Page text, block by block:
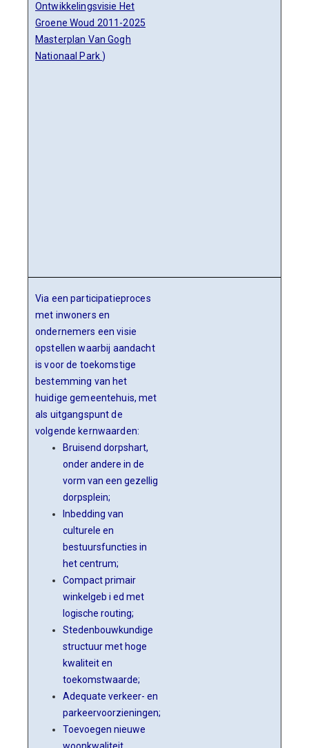
Ontwikkelingsvisie Het
Groene Woud 2011-2025
Masterplan Van Gogh
Nationaal Park)
Via een participatieproces
met inwoners en
ondernemers een visie
opstellen waarbij aandacht
is voor de toekomstige
bestemming van het
huidige gemeentehuis, met
als uitgangspunt de
volgende kernwaarden:
Bruisend dorpshart,
onder andere in de
vorm van een gezellig
dorpsplein;
Inbedding van
culturele en
bestuursfuncties in
het centrum;
Compact primair
winkelgeb i ed met
logische routing;
Stedenbouwkundige
structuur met hoge
kwaliteit en
toekomstwaarde;
Adequate verkeer- en
parkeervoorzieningen;
Toevoegen nieuwe